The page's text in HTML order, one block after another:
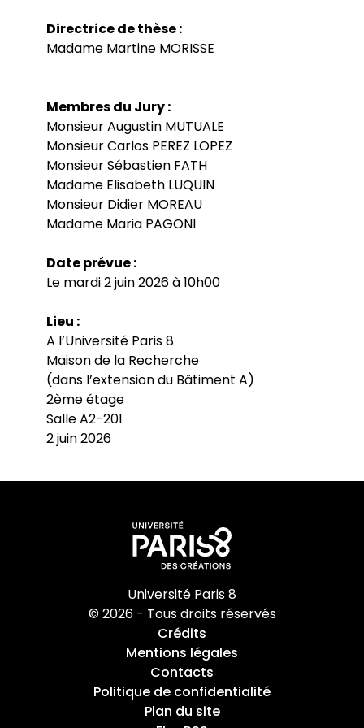
Directrice de thèse :
Madame Martine MORISSE
Membres du Jury :
Monsieur Augustin MUTUALE
Monsieur Carlos PEREZ LOPEZ
Monsieur Sébastien FATH
Madame Elisabeth LUQUIN
Monsieur Didier MOREAU
Madame Maria PAGONI
Date prévue :
Le mardi 2 juin 2026 à 10h00
Lieu :
A l’Université Paris 8
Maison de la Recherche
(dans l’extension du Bâtiment A)
2ème étage
Salle A2-201
2 juin 2026
Université Paris 8
© 2026 - Tous droits réservés
Crédits
Mentions légales
Contacts
Politique de confidentialité
Plan du site